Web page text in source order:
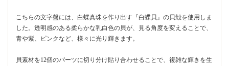
こちらの文字盤には、白蝶真珠を作り出す『白蝶貝』の貝殻を使用しま
した。透明感のある柔らかな乳白色の貝が、見る角度を変えることで、
青や紫、ピンクなど、様々に光り輝きます。
貝素材を12個のパーツに切り分け貼り合わせることで、複雑な輝きを生